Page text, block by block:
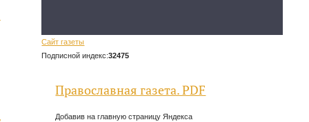
Сайт газеты
Подписной индекс:32475
Православная газета. PDF
Добавив на главную страницу Яндекса